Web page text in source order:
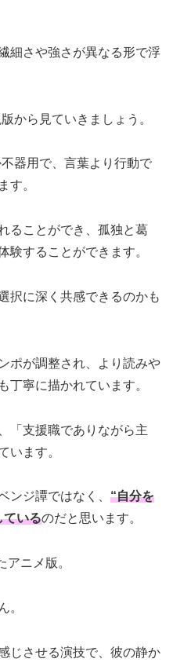
細さや強さが異なる形で浮
から見ていきましょう。
器用で、言葉より行動で
す。
ることができ、孤独と葛
験することができます。
択に深く共感できるのかも
ポが調整され、より読みや
丁寧に描かれています。
「支援職でありながら主
います。
ンジ譚ではなく、 “自分を
ているのだと思います。
ニメ版。
。
じさせる演技で、彼の静か